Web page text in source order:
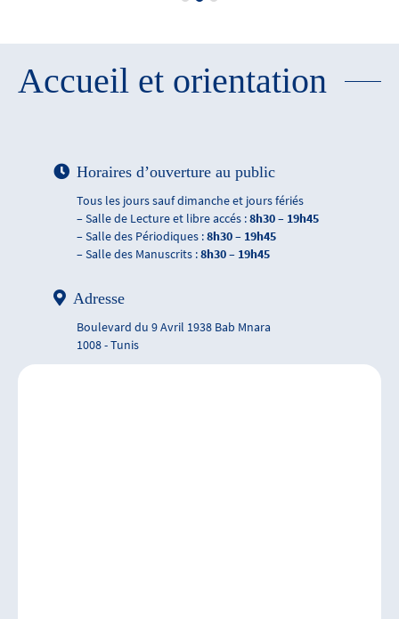
Accueil et orientation
Horaires d’ouverture au public
Tous les jours sauf dimanche et jours fériés
– Salle de Lecture et libre accés :8h30 – 19h45
– Salle des Périodiques :8h30 – 19h45
– Salle des Manuscrits :8h30 – 19h45
Adresse
Boulevard du 9 Avril 1938 Bab Mnara
1008 - Tunis